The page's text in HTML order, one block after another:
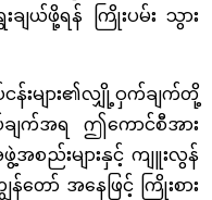
ချယ်ဖို့ရန် ကြိုးပမ်း သွား
န်းများ၏လျှို့ဝှက်ချက်တို့
က်အရ ဤကောင်စီအား
စည်းများနှင့် ကျူးလွန်
ော် အနေဖြင့် ကြိုးစား